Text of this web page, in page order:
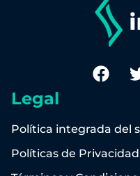
Legal
Política integrada del
Políticas de Privacidad